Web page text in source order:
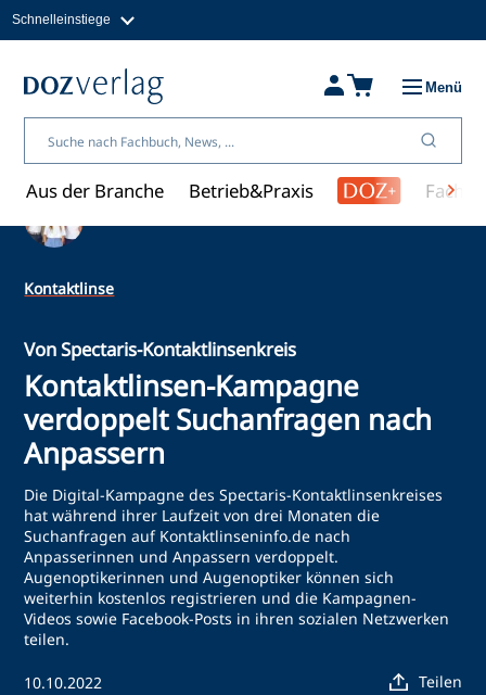
Inhalt
Schnelleinstiege
Fachbücher & Shop
Über uns
Menü
Aus der Branche Betrieb&Praxis
Kontaktlinse
Von Spectaris-Kontaktlinsenkreis
Kontaktlinsen-Kampagne
verdoppelt Suchanfragen nach
Anpassern
Die Digital-Kampagne des Spectaris-Kontaktlinsenkreises
hat während ihrer Laufzeit von drei Monaten die
Suchanfragen auf Kontaktlinseninfo.de nach
Anpasserinnen und Anpassern verdoppelt.
Augenoptikerinnen und Augenoptiker können sich
weiterhin kostenlos registrieren und die Kampagnen-
Videos sowie Facebook-Posts in ihren sozialen Netzwerken
teilen.
10.10.2022 Teilen